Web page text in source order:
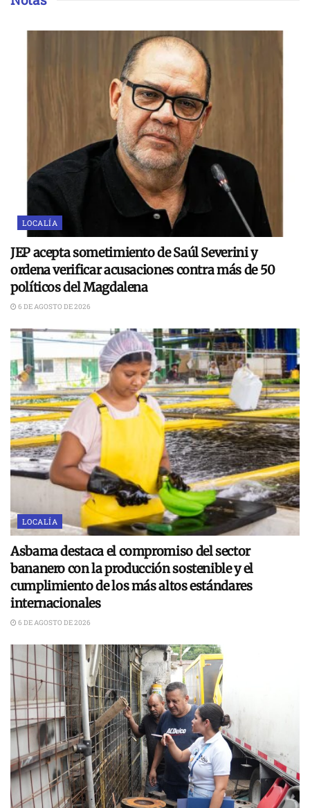
LOCALÍA
JEP acepta sometimiento de Saúl Severini y
ordena verificar acusaciones contra más de 50
políticos del Magdalena
6 DE AGOSTO DE 2026
LOCALÍA
Asbama destaca el compromiso del sector
bananero con la producción sostenible y el
cumplimiento de los más altos estándares
internacionales
6 DE AGOSTO DE 2026